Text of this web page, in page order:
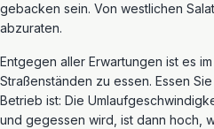
gebacken sein. Von westlichen
abzuraten.
Entgegen aller Erwartungen ist es
Straßenständen zu essen. Essen
Betrieb ist: Die
und gegessen wird, ist dann hoch,